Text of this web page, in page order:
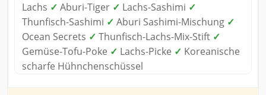
Lachs ✓ Aburi-Tiger ✓ Lachs-Sashimi ✓
Thunfisch-Sashimi ✓ Aburi Sashimi-Mischung ✓
Ocean Secrets ✓ Thunfisch-Lachs-Mix-Stift ✓
Gemüse-Tofu-Poke ✓ Lachs-Picke ✓ Koreanische
scharfe Hühnchenschüssel